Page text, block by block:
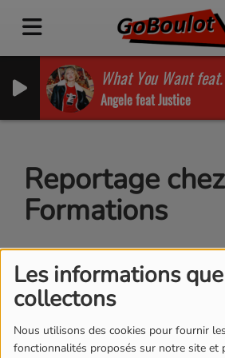
Les informations
collectons
Nous utilisons des cookies pour fournir
fonctionnalités proposés sur notre site et
What You Want
Angele feat Justice
Reportage
Formations